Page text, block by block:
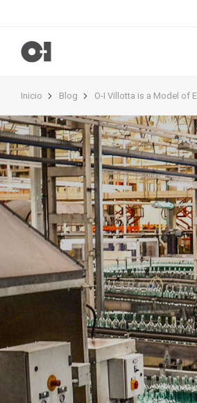
Inicio Blog O-I Villotta is a Model of